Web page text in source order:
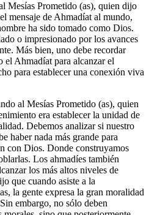
Mesías Prometido (as), quien dijo
mensaje de Ahmadíat al mundo,
ha sido tomado como Dios.
o impresionado por los avances
Más bien, uno debe recordar
el Ahmadíat para alcanzar el
para establecer una conexión viva
al Mesías Prometido (as), quien
era establecer la unidad de
Debemos analizar si nuestro
haber nada más grande para
con Dios. Donde construyamos
Los ahmadíes también
los más altos niveles de
que cuando asiste a la
la gente expresa la gran moralidad
embargo, no sólo deben